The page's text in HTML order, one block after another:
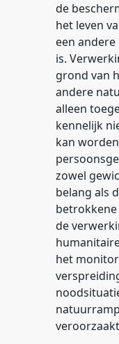
de
het leven
een
is.
grond van
andere
alleen
kennelijk
kan
zowel
belang als
de
het